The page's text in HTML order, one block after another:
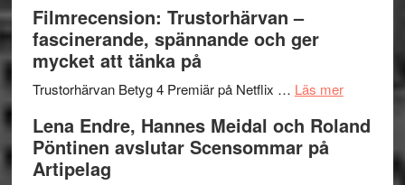
Scully
och
lättsam
2026
I
Delvis
Filmrecension: Trustorhärvan –
fascinerande, spännande och ger
mycket att tänka på
Trustorhärvan Betyg 4 Premiär på Netflix … Läs merom
Lena Endre, Hannes Meidal och Roland
Pöntinen avslutar Scensommar på
Artipelag